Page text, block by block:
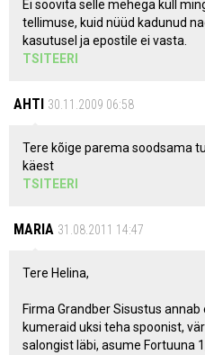
Ei soovita selle mehega küll
tellimuse, kuid nüüd kadunud
kasutusel ja epostile ei vasta.
TSITEERI
AHTI 30.11.2009 06:58
Tere kõige parema soodsama
käest
TSITEERI
MARIA 31.08.2011 14:47
Tere Helina,
Firma Grandber Sisustus
kumeraid uksi teha spoonist,
salongist läbi, asume Fortuuna